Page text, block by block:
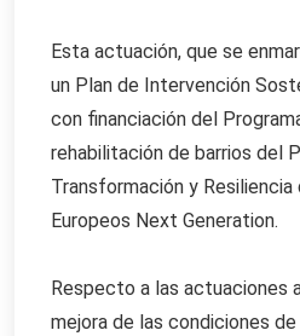
Esta actuación, que se
un Plan de Intervención
con financiación del
rehabilitación de barrios del
Transformación y Resiliencia
Europeos Next Generation.
Respecto a las actuaciones
mejora de las condiciones